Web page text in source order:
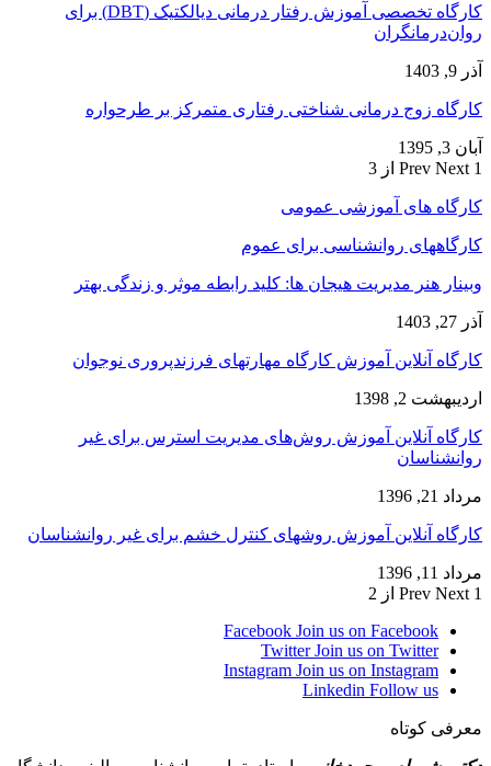
کارگاه تخصصی آموزش رفتار درمانی دیالکتیک (DBT) برای
روان‌درمانگران
آذر 9, 1403
کارگاه زوج‌ درمانی شناختی رفتاری متمرکز بر طرحواره
آبان 3, 1395
Prev Next 1 از 3
کارگاه های آموزشی عمومی
کارگاههای روانشناسی برای عموم
وبینار هنر مدیریت هیجان ها: کلید رابطه موثر و زندگی بهتر
آذر 27, 1403
کارگاه آنلاین آموزش کارگاه مهارتهای فرزندپروری نوجوان
اردیبهشت 2, 1398
کارگاه آنلاین آموزش روش‌های مدیریت استرس برای غیر
روانشناسان
مرداد 21, 1396
کارگاه آنلاین آموزش روشهای کنترل خشم برای غیر روانشناسان
مرداد 11, 1396
Prev Next 1 از 2
Facebook Join us on Facebook
Twitter Join us on Twitter
Instagram Join us on Instagram
Linkedin Follow us
معرفی کوتاه